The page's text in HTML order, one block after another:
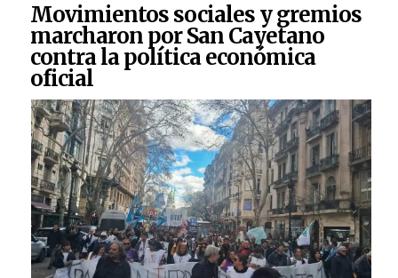
Movimientos sociales y gremios
marcharon por San Cayetano
contra la política económica
oficial